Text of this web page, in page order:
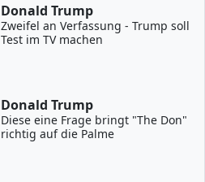
Donald Trump
Zweifel an Verfassung - Trump soll
Test im TV machen
Donald Trump
Diese eine Frage bringt "The Don"
richtig auf die Palme